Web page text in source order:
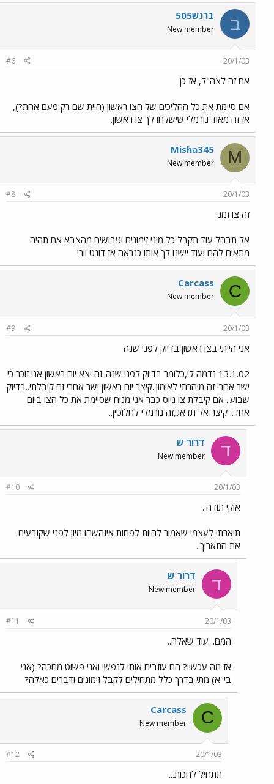
ב ברנש505
New member
20/1/03
#6
אם זה לצה"ל, אז כן
אם סיימת את כל ההליכים של הצו ראשון (היית שם רק פעם אחת?),
אז זה מאוד נורמלי שישלחו לך צו ראשון.
M
Misha345
New member
20/1/03
#8
זה צו זמני
אל תבהל עוד תקבל כל מיני זימונים וגיבושים מהצבא אם תהיה
מתאים להם ועוד יישנו לך אותו כנראה אז דונט וורי
C
Carcass
New member
20/1/03
#9
אני הייתי בצו ראשון בדיוק לפני שנה
13.1.02 נדמה לי,כלומר בדיוק לפני שנה..זה יצא יום ראשון אני זוכר כי
ישר אחרי זה מיהרתי לאימון..קיצר יום ראשון ישר אחרי זה קיבלתי..בדיוק
שבוע.. אם קיבלת צו גיוס כבר אני מניח שסיימת את כל הצו ביום
אחד.. קיצר אל תדאג,זה נורמלי לחלוטין..
ד דרור ש
New member
20/1/03
#10
אוקי תודה..
תיארתי לעצמי שאמור להיות לפחות איזהשהו מיון לפני שקובעים
את התאריך..
ד דרור ש
New member
20/1/03
#11
המם.. עוד שאלה..
אז מה עכשיו? הם עוזבים אותי לנפשי ואני פשוט מחכה? (אני
בי"א) מתי בדרך כלל מתחילים לקבל זימונים ודברים כאלה?
C
Carcass
New member
20/1/03
#12
תתחיל לחכות...